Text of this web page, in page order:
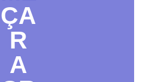
ÇA
R
A